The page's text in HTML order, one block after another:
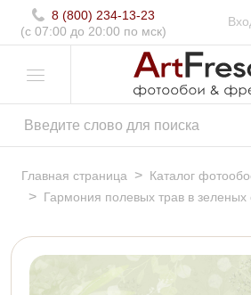
8 (800) 234-13-23
(c 07:00 до 20:00 по мск)
Главная страница > Каталог
> Гармония полевых трав в зеленых